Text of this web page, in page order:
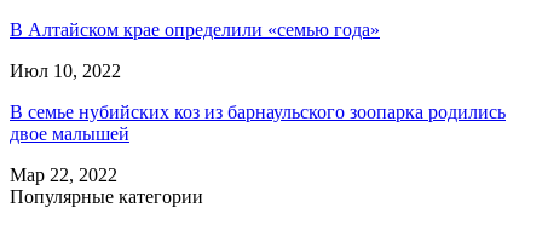
В Алтайском крае определили «семью года»
Июл 10, 2022
В семье нубийских коз из барнаульского зоопарка родились
двое малышей
Мар 22, 2022
Популярные категории